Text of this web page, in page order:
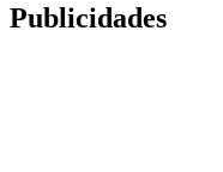
Publicidades